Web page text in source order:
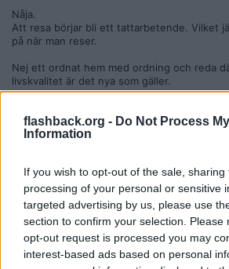
flashback.org - Do Not Process
Information
If you wish to opt-out of the sale,
processing of your personal or sensitive
targeted advertising by us, please use
section to confirm your selection. Please
opt-out request is processed you may
interest-based ads based on personal
Nåja.
Att resa börjar bli ett tattarbetende. Vilket
på när man reser.
Nej ett ordnat hem med ordning och reda
livskvalitet är det nya som gäller.
odisciplinerade ungar nuförtiden.
2026-04-12, 21:12
Stiffinger
Medlem
Citat:
Ursprungligen postat avAlexosigge
En lyckad familjesemester ger en lycka